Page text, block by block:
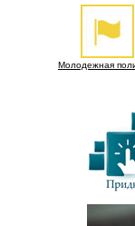
Молодежная